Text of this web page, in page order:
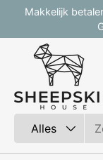
Ga naar
Makkelijk
Alles